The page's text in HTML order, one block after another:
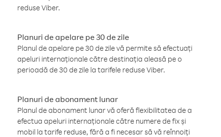
reduse Viber.
Planuri de apelare pe 30 de zile
Planul de apelare pe 30 de zile vă permite să efectuați
apeluri internaționale către destinația aleasă pe o
perioadă de 30 de zile la tarifele reduse Viber.
Planuri de abonament lunar
Planul de abonament lunar vă oferă flexibilitatea de a
efectua apeluri internaționale către numere de fix și
mobil la tarife reduse, fără a fi necesar să vă reînnoiți